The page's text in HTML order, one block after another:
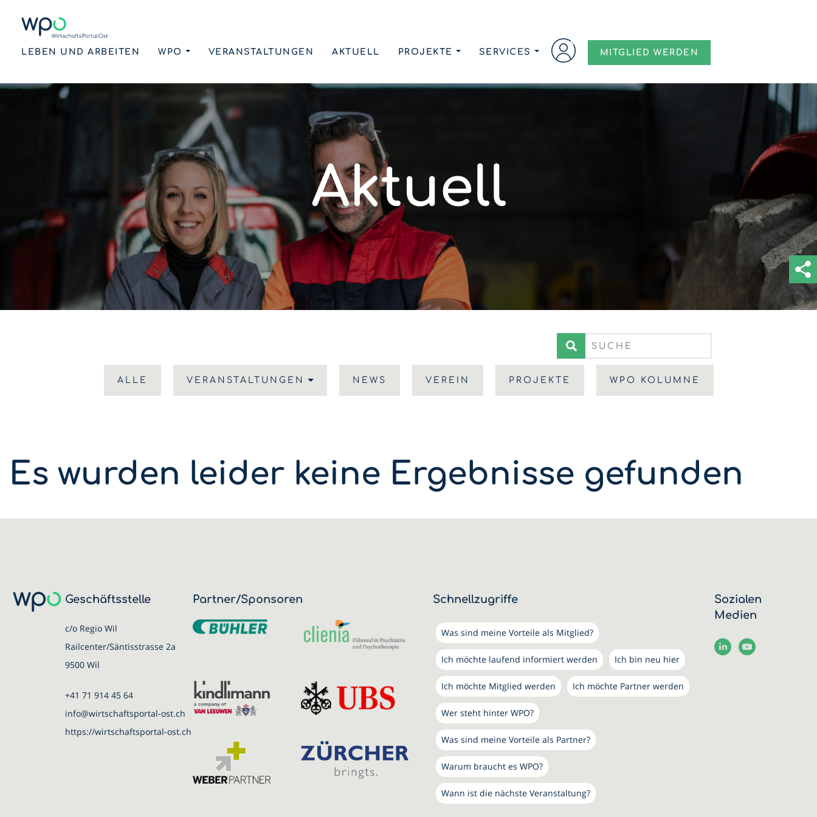
LEBEN UND ARBEITEN WPO VERANSTALTUNGEN AKTUELL PROJEKTE SERVICES MITGLIED WERDEN
Aktuell
ALLE VERANSTALTUNGEN NEWS VEREIN PROJEKTE WPO KOLUMNE
Es wurden leider keine Ergebnisse gefunden
Geschäftsstelle
c/o Regio Wil
Railcenter/Säntisstrasse 2a
9500 Wil
+41 71 914 45 64
info@wirtschaftsportal-ost.ch
https://wirtschaftsportal-ost.ch
Partner/Sponsoren Schnellzugriffe
Was sind meine Vorteile als Mitglied?
Ich möchte laufend informiert werden Ich bin neu hier
Ich möchte Mitglied werden Ich möchte Partner werden
Wer steht hinter WPO?
Was sind meine Vorteile als Partner?
Warum braucht es WPO?
Wann ist die nächste Veranstaltung?
Sozialen
Medien